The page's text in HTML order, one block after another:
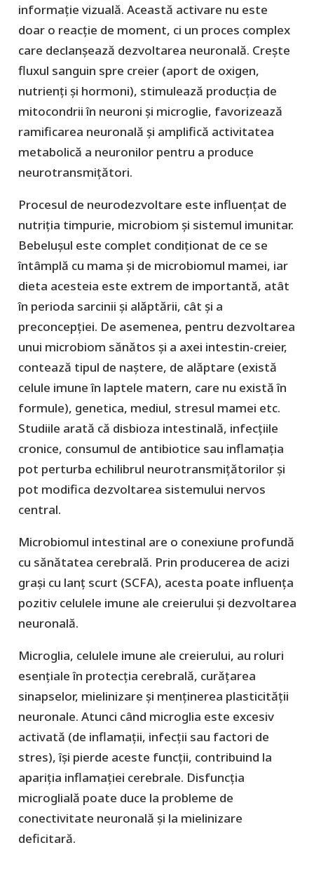
informație vizuală. Această activare nu este
doar o reacție de moment, ci un proces complex
care declanșează dezvoltarea neuronală. Crește
fluxul sanguin spre creier (aport de oxigen,
nutrienți și hormoni), stimulează producția de
mitocondrii în neuroni și microglie, favorizează
ramificarea neuronală și amplifică activitatea
metabolică a neuronilor pentru a produce
neurotransmițători.
Procesul de neurodezvoltare este influențat de
nutriția timpurie, microbiom și sistemul imunitar.
Bebelușul este complet condiționat de ce se
întâmplă cu mama și de microbiomul mamei, iar
dieta acesteia este extrem de importantă, atât
în perioda sarcinii și alăptării, cât și a
preconcepției. De asemenea, pentru dezvoltarea
unui microbiom sănătos și a axei intestin-creier,
contează tipul de naștere, de alăptare (există
celule imune în laptele matern, care nu există în
formule), genetica, mediul, stresul mamei etc.
Studiile arată că disbioza intestinală, infecțiile
cronice, consumul de antibiotice sau inflamația
pot perturba echilibrul neurotransmițătorilor și
pot modifica dezvoltarea sistemului nervos
central.
Microbiomul intestinal are o conexiune profundă
cu sănătatea cerebrală. Prin producerea de acizi
grași cu lanț scurt (SCFA), acesta poate influența
pozitiv celulele imune ale creierului și dezvoltarea
neuronală.
Microglia, celulele imune ale creierului, au roluri
esențiale în protecția cerebrală, curățarea
sinapselor, mielinizare și menținerea plasticității
neuronale. Atunci când microglia este excesiv
activată (de inflamații, infecții sau factori de
stres), își pierde aceste funcții, contribuind la
apariția inflamației cerebrale. Disfuncția
microglială poate duce la probleme de
conectivitate neuronală și la mielinizare
deficitară.